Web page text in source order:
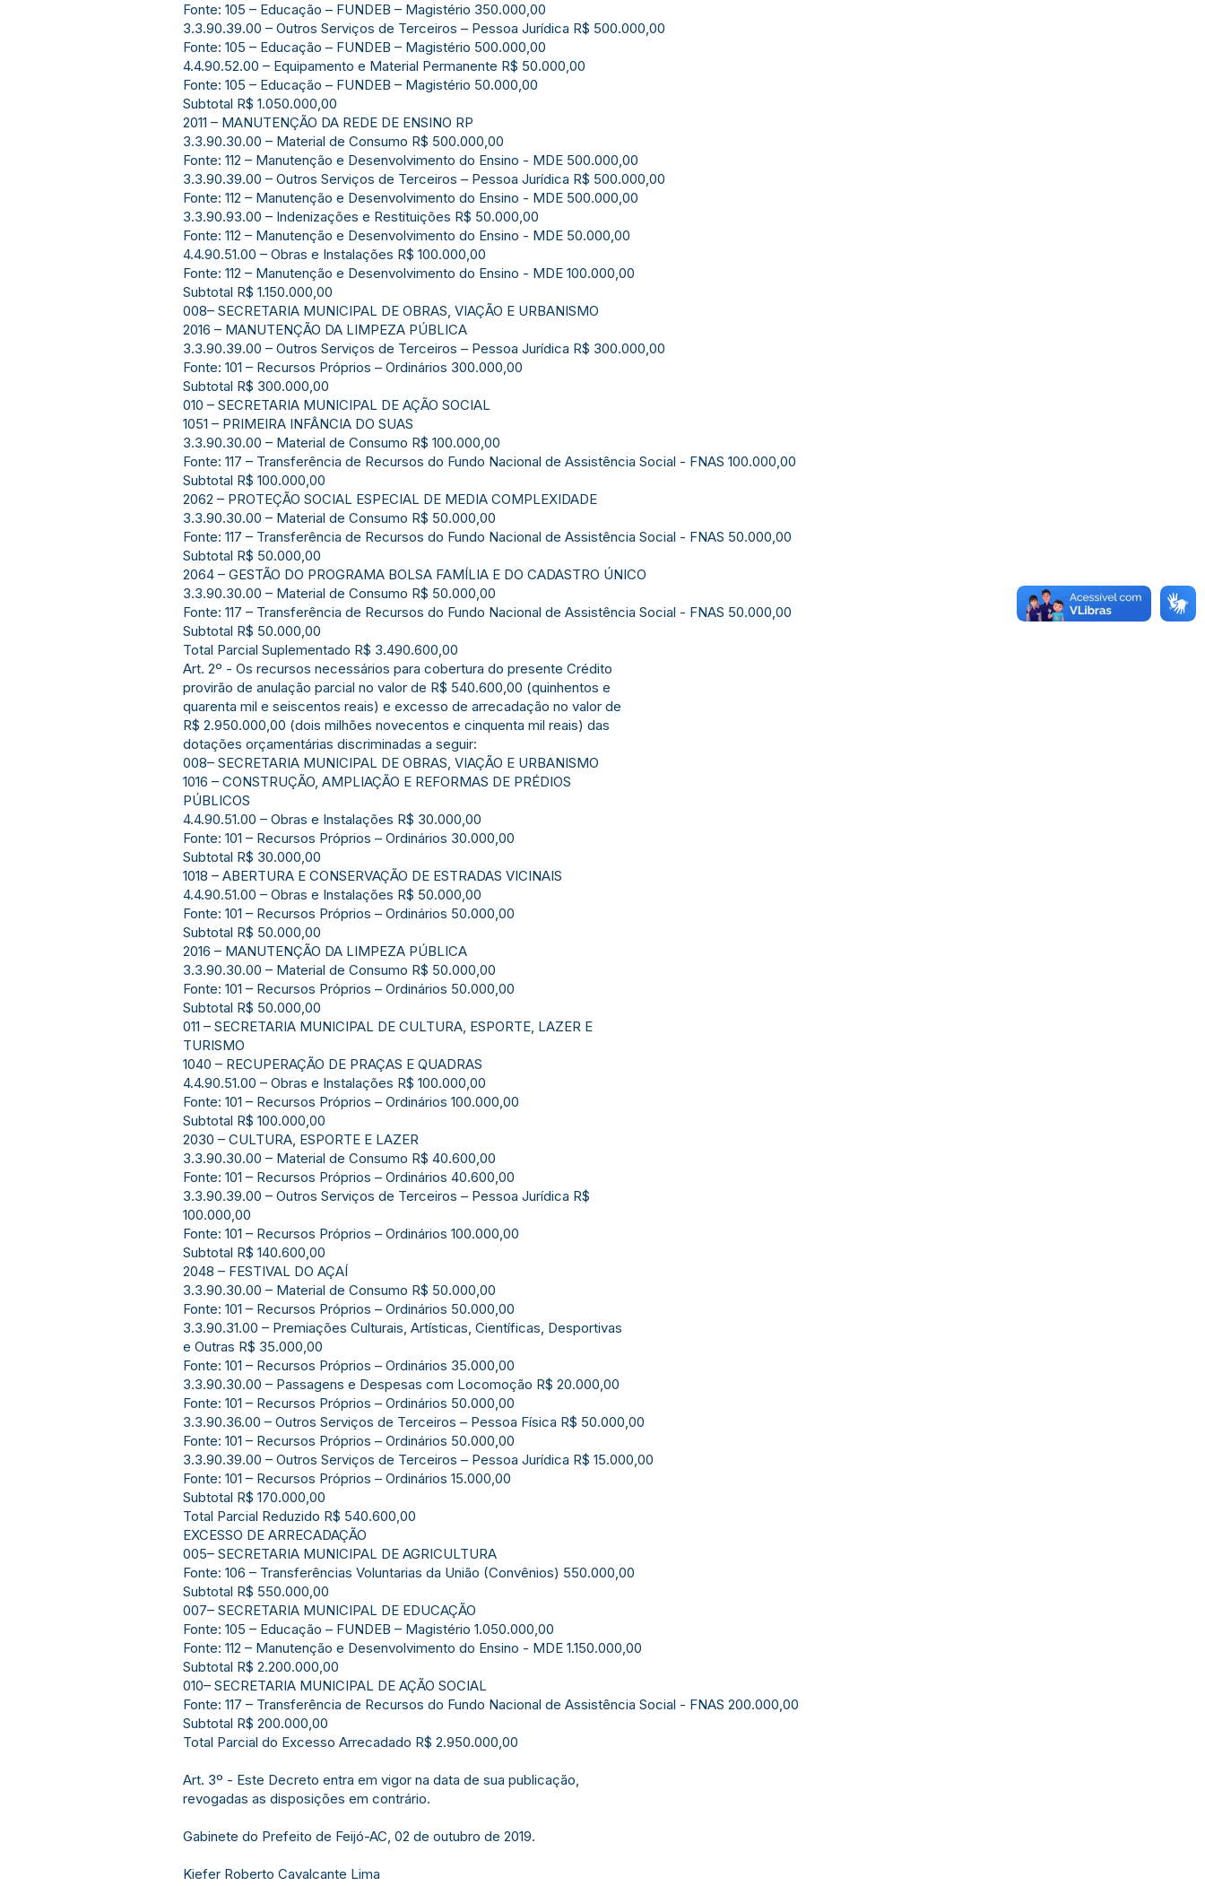
Fonte: 105 – Educação – FUNDEB – Magistério 350.000,00
3.3.90.39.00 – Outros Serviços de Terceiros – Pessoa Jurídica R$ 500.000,00
Fonte: 105 – Educação – FUNDEB – Magistério 500.000,00
4.4.90.52.00 – Equipamento e Material Permanente R$ 50.000,00
Fonte: 105 – Educação – FUNDEB – Magistério 50.000,00
Subtotal R$ 1.050.000,00
2011 – MANUTENÇÃO DA REDE DE ENSINO RP
3.3.90.30.00 – Material de Consumo R$ 500.000,00
Fonte: 112 – Manutenção e Desenvolvimento do Ensino - MDE 500.000,00
3.3.90.39.00 – Outros Serviços de Terceiros – Pessoa Jurídica R$ 500.000,00
Fonte: 112 – Manutenção e Desenvolvimento do Ensino - MDE 500.000,00
3.3.90.93.00 – Indenizações e Restituições R$ 50.000,00
Fonte: 112 – Manutenção e Desenvolvimento do Ensino - MDE 50.000,00
4.4.90.51.00 – Obras e Instalações R$ 100.000,00
Fonte: 112 – Manutenção e Desenvolvimento do Ensino - MDE 100.000,00
Subtotal R$ 1.150.000,00
008– SECRETARIA MUNICIPAL DE OBRAS, VIAÇÃO E URBANISMO
2016 – MANUTENÇÃO DA LIMPEZA PÚBLICA
3.3.90.39.00 – Outros Serviços de Terceiros – Pessoa Jurídica R$ 300.000,00
Fonte: 101 – Recursos Próprios – Ordinários 300.000,00
Subtotal R$ 300.000,00
010 – SECRETARIA MUNICIPAL DE AÇÃO SOCIAL
1051 – PRIMEIRA INFÂNCIA DO SUAS
3.3.90.30.00 – Material de Consumo R$ 100.000,00
Fonte: 117 – Transferência de Recursos do Fundo Nacional de Assistência Social - FNAS 100.000,00
Subtotal R$ 100.000,00
2062 – PROTEÇÃO SOCIAL ESPECIAL DE MEDIA COMPLEXIDADE
3.3.90.30.00 – Material de Consumo R$ 50.000,00
Fonte: 117 – Transferência de Recursos do Fundo Nacional de Assistência Social - FNAS 50.000,00
Subtotal R$ 50.000,00
2064 – GESTÃO DO PROGRAMA BOLSA FAMÍLIA E DO CADASTRO ÚNICO
3.3.90.30.00 – Material de Consumo R$ 50.000,00
Fonte: 117 – Transferência de Recursos do Fundo Nacional de Assistência Social - FNAS 50.000,00
Subtotal R$ 50.000,00
Total Parcial Suplementado R$ 3.490.600,00
Art. 2º - Os recursos necessários para cobertura do presente Crédito
provirão de anulação parcial no valor de R$ 540.600,00 (quinhentos e
quarenta mil e seiscentos reais) e excesso de arrecadação no valor de
R$ 2.950.000,00 (dois milhões novecentos e cinquenta mil reais) das
dotações orçamentárias discriminadas a seguir:
008– SECRETARIA MUNICIPAL DE OBRAS, VIAÇÃO E URBANISMO
1016 – CONSTRUÇÃO, AMPLIAÇÃO E REFORMAS DE PRÉDIOS
PÚBLICOS
4.4.90.51.00 – Obras e Instalações R$ 30.000,00
Fonte: 101 – Recursos Próprios – Ordinários 30.000,00
Subtotal R$ 30.000,00
1018 – ABERTURA E CONSERVAÇÃO DE ESTRADAS VICINAIS
4.4.90.51.00 – Obras e Instalações R$ 50.000,00
Fonte: 101 – Recursos Próprios – Ordinários 50.000,00
Subtotal R$ 50.000,00
2016 – MANUTENÇÃO DA LIMPEZA PÚBLICA
3.3.90.30.00 – Material de Consumo R$ 50.000,00
Fonte: 101 – Recursos Próprios – Ordinários 50.000,00
Subtotal R$ 50.000,00
011 – SECRETARIA MUNICIPAL DE CULTURA, ESPORTE, LAZER E
TURISMO
1040 – RECUPERAÇÃO DE PRAÇAS E QUADRAS
4.4.90.51.00 – Obras e Instalações R$ 100.000,00
Fonte: 101 – Recursos Próprios – Ordinários 100.000,00
Subtotal R$ 100.000,00
2030 – CULTURA, ESPORTE E LAZER
3.3.90.30.00 – Material de Consumo R$ 40.600,00
Fonte: 101 – Recursos Próprios – Ordinários 40.600,00
3.3.90.39.00 – Outros Serviços de Terceiros – Pessoa Jurídica R$
100.000,00
Fonte: 101 – Recursos Próprios – Ordinários 100.000,00
Subtotal R$ 140.600,00
2048 – FESTIVAL DO AÇAÍ
3.3.90.30.00 – Material de Consumo R$ 50.000,00
Fonte: 101 – Recursos Próprios – Ordinários 50.000,00
3.3.90.31.00 – Premiações Culturais, Artísticas, Científicas, Desportivas
e Outras R$ 35.000,00
Fonte: 101 – Recursos Próprios – Ordinários 35.000,00
3.3.90.30.00 – Passagens e Despesas com Locomoção R$ 20.000,00
Fonte: 101 – Recursos Próprios – Ordinários 50.000,00
3.3.90.36.00 – Outros Serviços de Terceiros – Pessoa Física R$ 50.000,00
Fonte: 101 – Recursos Próprios – Ordinários 50.000,00
3.3.90.39.00 – Outros Serviços de Terceiros – Pessoa Jurídica R$ 15.000,00
Fonte: 101 – Recursos Próprios – Ordinários 15.000,00
Subtotal R$ 170.000,00
Total Parcial Reduzido R$ 540.600,00
EXCESSO DE ARRECADAÇÃO
005– SECRETARIA MUNICIPAL DE AGRICULTURA
Fonte: 106 – Transferências Voluntarias da União (Convênios) 550.000,00
Subtotal R$ 550.000,00
007– SECRETARIA MUNICIPAL DE EDUCAÇÃO
Fonte: 105 – Educação – FUNDEB – Magistério 1.050.000,00
Fonte: 112 – Manutenção e Desenvolvimento do Ensino - MDE 1.150.000,00
Subtotal R$ 2.200.000,00
010– SECRETARIA MUNICIPAL DE AÇÃO SOCIAL
Fonte: 117 – Transferência de Recursos do Fundo Nacional de Assistência Social - FNAS 200.000,00
Subtotal R$ 200.000,00
Total Parcial do Excesso Arrecadado R$ 2.950.000,00
Art. 3º - Este Decreto entra em vigor na data de sua publicação,
revogadas as disposições em contrário.
Gabinete do Prefeito de Feijó-AC, 02 de outubro de 2019.
Kiefer Roberto Cavalcante Lima